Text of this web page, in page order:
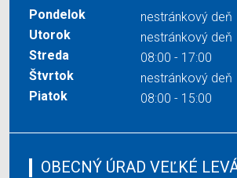
Pondelok
nestránkový deň
Utorok
nestránkový deň
Streda
08:00 - 17:00
Štvrtok
nestránkový deň
Piatok
08:00 - 15:00
OBECNÝ ÚRAD VEĽKÉ